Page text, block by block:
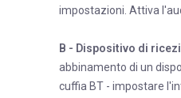
impostazioni. Attiva
B - Dispositivo di
abbinamento di un
cuffia BT - impostare